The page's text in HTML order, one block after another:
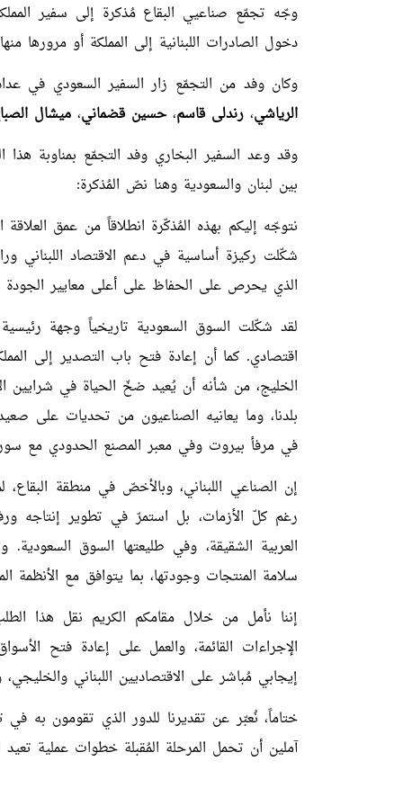
وجّه تجمّع صناعيي البقاع مُذكرة إلى سفير
دخول الصادرات اللبنانية إلى المملكة أو مرورها
وكان وفد من التجمّع زار السفير السعودي في
الرياشي، رندلى قاسم،حسين قضماني، ميشال
وقد وعد السفير البخاري وفد التجمّع بمناوبة
بين لبنان والسعودية وهنا نصّ المُذكرة:
نتوجّه إليكم بهذه المُذكّرة انطلاقاً من عمق العلاقة
شكّلت ركيزة أساسية في دعم الاقتصاد اللبناني
الذي يحرص على الحفاظ على أعلى معايير الجودة
لقد شكّلت السوق السعودية تاريخياً وجهة رئيسية
اقتصادي. كما أن إعادة فتح باب التصدير إلى
الخليج، من شأنه أن يُعيد ضخّ الحياة في شرايين
بلدنا، وما يعانيه الصناعيون من تحديات على
في مرفأ بيروت وفي معبر المصنع الحدودي مع
إن الصناعي اللبناني، وبالأخصّ في منطقة
رغم كلّ الأزمات، بل استمرّ في تطوير إنتاجه
العربية الشقيقة، وفي طليعتها السوق السعودية.
سلامة المنتجات وجودتها، بما يتوافق مع الأنظمة
إننا نأمل من خلال مقامكم الكريم نقل هذا
الإجراءات القائمة، والعمل على إعادة فتح
إيجابي مُباشر على الاقتصاديين اللبناني
ختاماً، نُعبّر عن تقديرنا للدور الذي تقومون به في
آملين أن تحمل المرحلة المُقبلة خطوات عملية تعيد